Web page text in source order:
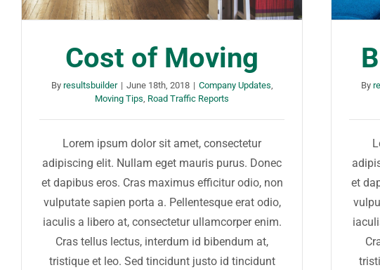
Cost of Moving
By resultsbuilder | June 18th, 2018 | Company Updates,
Moving Tips, Road Traffic Reports
Lorem ipsum dolor sit amet, consectetur
adipiscing elit. Nullam eget mauris purus. Donec
et dapibus eros. Cras maximus efficitur odio, non
vulputate sapien porta a. Pellentesque erat odio,
iaculis a libero at, consectetur ullamcorper enim.
Cras tellus lectus, interdum id bibendum at,
tristique et leo. Sed tincidunt justo id tincidunt
By
et